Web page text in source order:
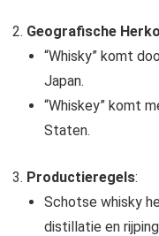
Geografische
“Whisky” komt
Japan.
“Whiskey” komt
Staten.
Productieregels:
Schotse whisky
distillatie en